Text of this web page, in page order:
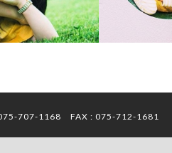
707-1168 FAX : 075-712-1681